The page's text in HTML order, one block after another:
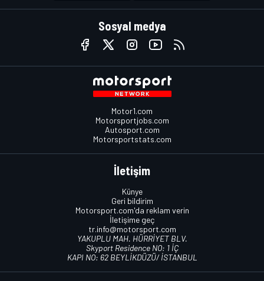
Sosyal medya
Motor1.com
Motorsportjobs.com
Autosport.com
Motorsportstats.com
İletişim
Künye
Geri bildirim
Motorsport.com'da reklam verin
İletişime geç
tr.info@motorsport.com
YAKUPLU MAH. HÜRRİYET BLV.
Skyport Residence NO: 1 İÇ
KAPI NO: 62 BEYLİKDÜZÜ/ İSTANBUL